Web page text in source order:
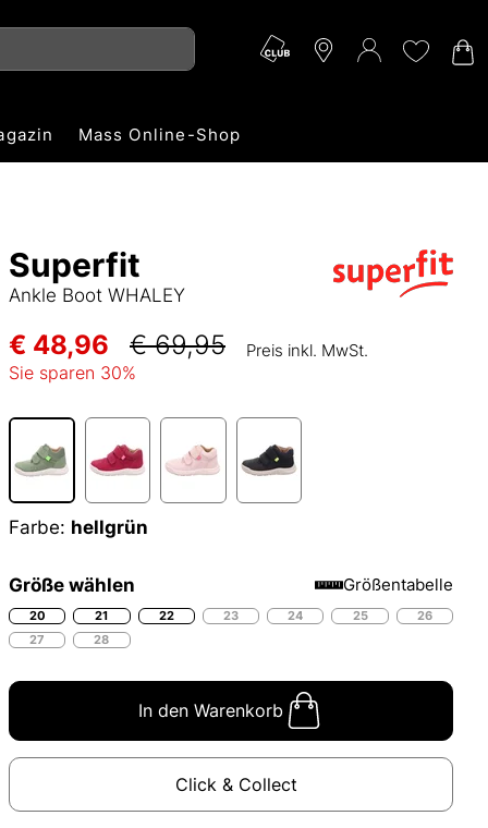
Mass Online-Shop
Superfit
Ankle Boot WHALEY
€ 48,96 € 69,95 Preis inkl. MwSt.
Sie sparen 30%
Farbe: hellgrün
Größe wählen Größentabelle
20 21 22 23 24 25
26
27
28
In den Warenkorb
Click & Collect